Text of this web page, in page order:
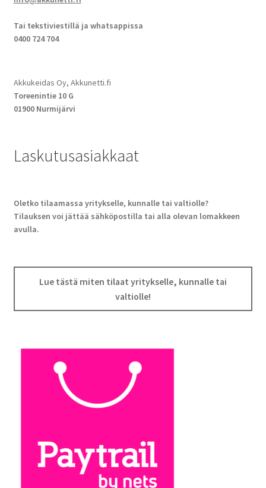
Tai tekstiviestillä ja whatsappissa
0400 724 704
Akkukeidas Oy, Akkunetti.fi
Toreenintie 10 G
01900 Nurmijärvi
Laskutusasiakkaat
Oletko tilaamassa yritykselle, kunnalle tai valtiolle?
Tilauksen voi jättää sähköpostilla tai alla olevan lomakkeen
avulla.
Lue tästä miten tilaat yritykselle, kunnalle tai
valtiolle!